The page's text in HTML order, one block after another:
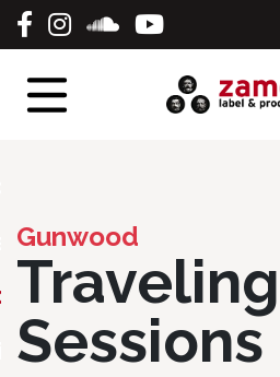
Traveling
Sessions
Gunwood